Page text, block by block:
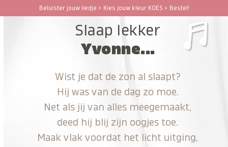
Beluister jouw liedje > Kies jouw kleur KOES > Bestel!
Open
Close
Slaap lekker
Yvonne...
Wist je dat de zon al slaapt?
Hij was van de dag zo moe.
Net als jij van alles meegemaakt,
deed hij blij zijn oogjes toe.
Maak vlak voordat het licht uitging,